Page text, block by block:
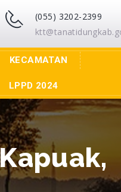
(055) 3202-2399
KECAMATAN
LPPD 2024